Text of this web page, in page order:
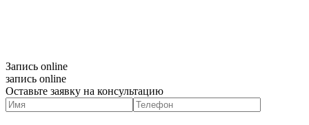
Запись online
запись online
Оставьте заявку на консультацию